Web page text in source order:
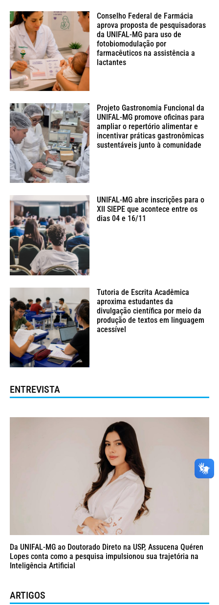
Conselho Federal de Farmácia
aprova proposta de pesquisadoras
da UNIFAL-MG para uso de
fotobiomodulação por
farmacêuticos na assistência a
lactantes
Projeto Gastronomia Funcional da
UNIFAL-MG promove oficinas para
ampliar o repertório alimentar e
incentivar práticas gastronômicas
sustentáveis junto à comunidade
UNIFAL-MG abre inscrições para o
XII SIEPE que acontece entre os
dias 04 e 16/11
Tutoria de Escrita Acadêmica
aproxima estudantes da
divulgação científica por meio da
produção de textos em linguagem
acessível
ENTREVISTA
Da UNIFAL-MG ao Doutorado Direto na USP, Assucena Quéren
Lopes conta como a pesquisa impulsionou sua trajetória na
Inteligência Artificial
ARTIGOS